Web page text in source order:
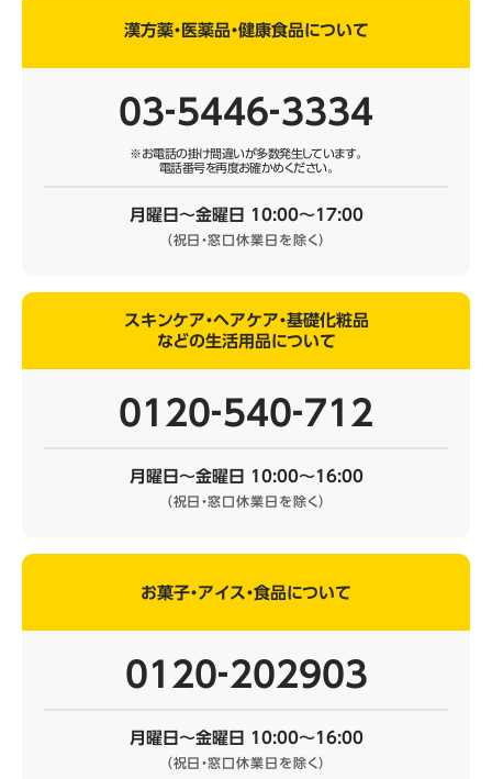
漢方薬・医薬品・健康食品について
03‐5446‐3334
※お電話の掛け間違いが多数発生しています。
電話番号を再度お確かめください。
月曜日～金曜日 10:00～17:00
（祝日・窓口休業日を除く）
スキンケア・ヘアケア・基礎化粧品
などの生活用品について
0120‐540‐712
月曜日～金曜日 10:00～16:00
（祝日・窓口休業日を除く）
お菓子・アイス・食品について
0120‐202903
月曜日～金曜日 10:00～16:00
（祝日・窓口休業日を除く）